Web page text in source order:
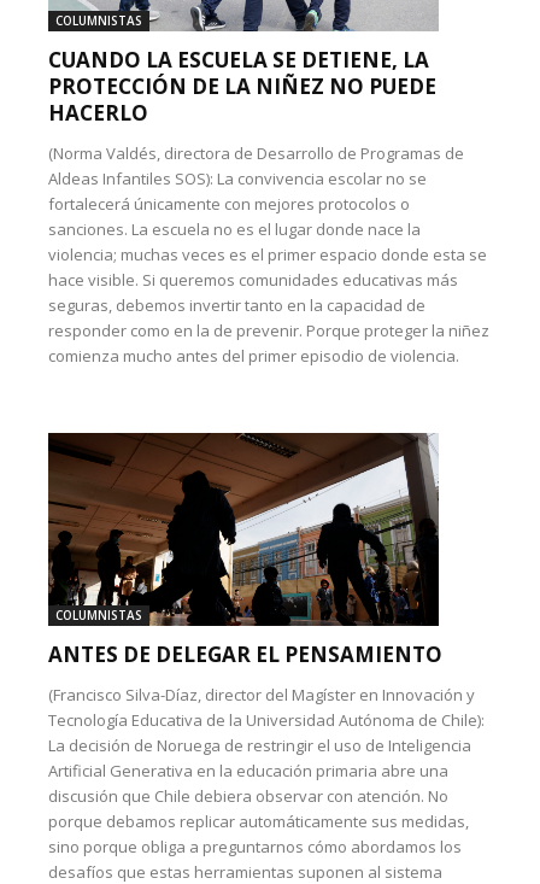
COLUMNISTAS
CUANDO LA ESCUELA SE DETIENE, LA
PROTECCIÓN DE LA NIÑEZ NO PUEDE
HACERLO
(Norma Valdés, directora de Desarrollo de Programas de
Aldeas Infantiles SOS): La convivencia escolar no se
fortalecerá únicamente con mejores protocolos o
sanciones. La escuela no es el lugar donde nace la
violencia; muchas veces es el primer espacio donde esta se
hace visible. Si queremos comunidades educativas más
seguras, debemos invertir tanto en la capacidad de
responder como en la de prevenir. Porque proteger la niñez
comienza mucho antes del primer episodio de violencia.
COLUMNISTAS
ANTES DE DELEGAR EL PENSAMIENTO
(Francisco Silva-Díaz, director del Magíster en Innovación y
Tecnología Educativa de la Universidad Autónoma de Chile):
La decisión de Noruega de restringir el uso de Inteligencia
Artificial Generativa en la educación primaria abre una
discusión que Chile debiera observar con atención. No
porque debamos replicar automáticamente sus medidas,
sino porque obliga a preguntarnos cómo abordamos los
desafíos que estas herramientas suponen al sistema